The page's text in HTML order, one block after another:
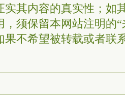
实其内容的真实性；如
，须保留本网站注明的
果不希望被转载或者联